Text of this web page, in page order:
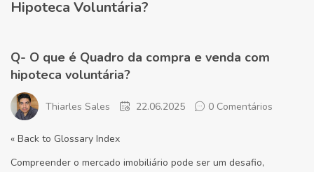
Hipoteca Voluntária?
Q- O que é Quadro da compra e venda com
hipoteca voluntária?
Thiarles Sales 22.06.2025 0 Comentários
« Back to Glossary Index
Compreender o mercado imobiliário pode ser um desafio,